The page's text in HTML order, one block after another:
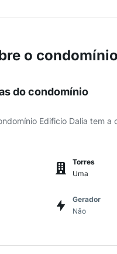
o condomínio
do condomínio
Edificio Dalia tem a
Torres
Uma
Gerador
Não